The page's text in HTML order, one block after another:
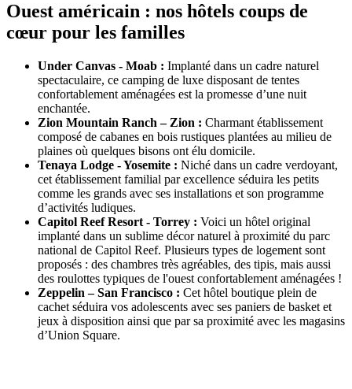
Ouest américain : nos hôtels coups de
cœur pour les familles
Under Canvas - Moab : Implanté dans un cadre naturel
spectaculaire, ce camping de luxe disposant de tentes
confortablement aménagées est la promesse d’une nuit
enchantée.
Zion Mountain Ranch – Zion : Charmant établissement
composé de cabanes en bois rustiques plantées au milieu de
plaines où quelques bisons ont élu domicile.
Tenaya Lodge - Yosemite : Niché dans un cadre verdoyant,
cet établissement familial par excellence séduira les petits
comme les grands avec ses installations et son programme
d’activités ludiques.
Capitol Reef Resort - Torrey : Voici un hôtel original
implanté dans un sublime décor naturel à proximité du parc
national de Capitol Reef. Plusieurs types de logement sont
proposés : des chambres très agréables, des tipis, mais aussi
des roulottes typiques de l'ouest confortablement aménagées !
Zeppelin – San Francisco : Cet hôtel boutique plein de
cachet séduira vos adolescents avec ses paniers de basket et
jeux à disposition ainsi que par sa proximité avec les magasins
d’Union Square.